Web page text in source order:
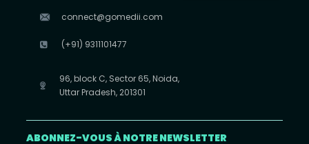
connect@gomedii.com
(+91) 9311101477
96, block C, Sector 65, Noida,
Uttar Pradesh, 201301
ABONNEZ-VOUS À NOTRE NEWSLETTER